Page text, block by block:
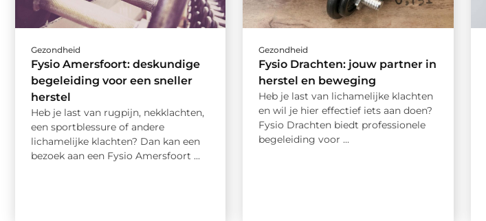
Gezondheid
Fysio Amersfoort: deskundige
begeleiding voor een sneller
herstel
Heb je last van rugpijn, nekklachten,
een sportblessure of andere
lichamelijke klachten? Dan kan een
bezoek aan een Fysio Amersfoort ...
Gezondheid
Fysio Drachten: jouw partner in
herstel en beweging
Heb je last van lichamelijke klachten
en wil je hier effectief iets aan doen?
Fysio Drachten biedt professionele
begeleiding voor ...